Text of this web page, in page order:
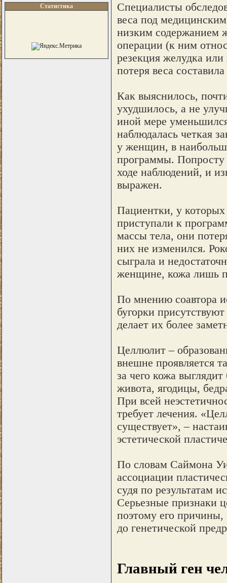
Статистика
Специалисты
веса под
низким содержанием
операции (к ним
резекция желудка или
потеря веса
Как выяснилось,
ухудшилось, а не
иной мере
наблюдалась четкая
у женщин, в
программы.
ходе наблюдений, и
выражен.
Пациентки, у
приступали к
массы тела, они
них не изменился.
сыграла и
женщине, кожа лишь
По мнению соавтора
бугорки
делает их более
Целлюлит –
внешне проявляется
за чего кожа
живота, ягодицы,
При всей
требует лечения.
существует», –
эстетической
По словам Саймона
ассоциации
судя по результатам
Серьезные признаки
поэтому его
до генетической
Главный ген